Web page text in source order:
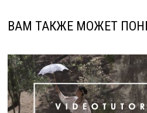
ВАМ ТАКЖЕ МОЖЕТ